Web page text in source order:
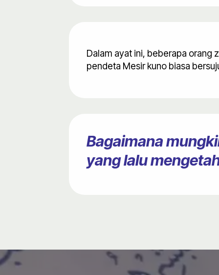
Dalam ayat ini, beberapa orang
pendeta Mesir kuno biasa
Bagaimana
yang lalu